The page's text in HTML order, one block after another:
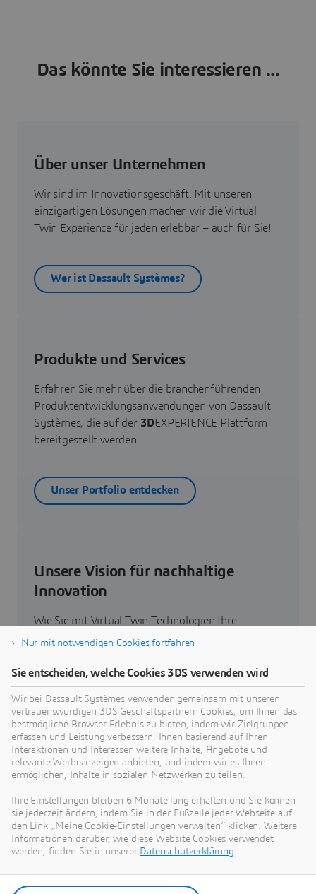
Das könnte Sie interessieren ...
Über unser Unternehmen
Wir sind im Innovationsgeschäft. Mit unseren
einzigartigen Lösungen machen wir die Virtual
Twin Experience für jeden erlebbar – auch für Sie!
Wer ist Dassault Systèmes?
Produkte und Services
Erfahren Sie mehr über die branchenführenden
Produktentwicklungsanwendungen von Dassault
Systèmes, die auf der 3DEXPERIENCE Plattform
bereitgestellt werden.
Unser Portfolio entdecken
Unsere Vision für nachhaltige
Innovation
Wie Sie mit Virtual Twin-Technologien Ihre
Produkte, Prozesse und sogar Geschäftsmodelle
Innovationen zu entwickeln.
Zum Thema Nachhaltigkeit
Unsere aktuellen Neuigkeiten
Hier finden Sie alle Pressemitteilungen und
Medienberichte von Dassault Systèmes.
Nur mit notwendigen Cookies fortfahren
Sie entscheiden, welche Cookies 3DS verwenden wird
Wir bei Dassault Systèmes verwenden gemeinsam mit unseren
vertrauenswürdigen 3DS Geschäftspartnern Cookies, um Ihnen das
bestmögliche Browser-Erlebnis zu bieten, indem wir Zielgruppen
erfassen und Leistung verbessern, Ihnen basierend auf Ihren
Interaktionen und Interessen weitere Inhalte, Angebote und
relevante Werbeanzeigen anbieten, und indem wir es Ihnen
ermöglichen, Inhalte in sozialen Netzwerken zu teilen.
Ihre Einstellungen bleiben 6 Monate lang erhalten und Sie können
sie jederzeit ändern, indem Sie in der Fußzeile jeder Webseite auf
den Link „Meine Cookie-Einstellungen verwalten“ klicken. Weitere
Informationen darüber, wie diese Website Cookies verwendet
werden, finden Sie in unserer Datenschutzerklärung.